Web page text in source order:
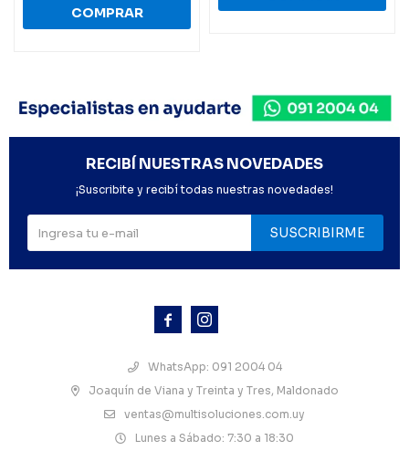
 
WhatsApp: 091 2004 04
Joaquín de Viana y Treinta y Tres, Maldonado
ventas@multisoluciones.com.uy
Lunes a Sábado: 7:30 a 18:30
RECIBÍ NUESTRAS NOVEDADES
¡Suscribite y recibí todas nuestras novedades!
SUSCRIBIRME